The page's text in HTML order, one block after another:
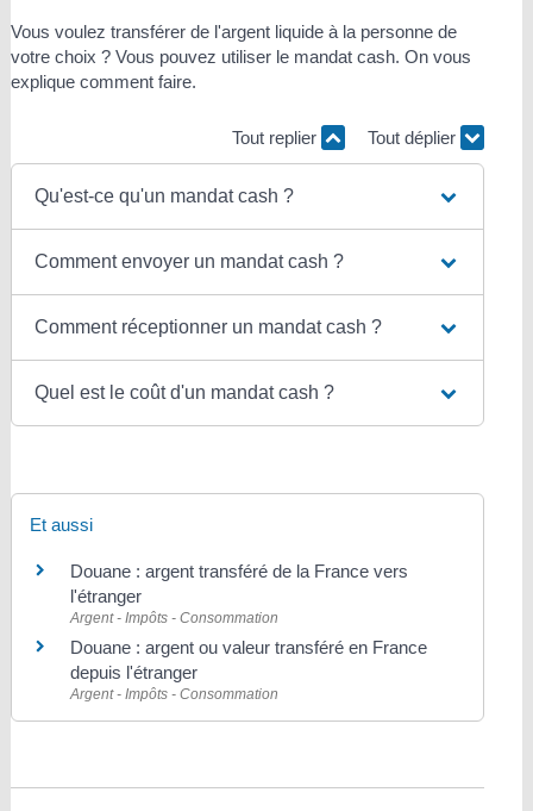
Vous voulez transférer de l'argent liquide à la personne de
votre choix ? Vous pouvez utiliser le mandat cash. On vous
explique comment faire.
Tout replier Tout déplier
Qu'est-ce qu'un mandat cash ?
Comment envoyer un mandat cash ?
Comment réceptionner un mandat cash ?
Quel est le coût d'un mandat cash ?
Et aussi
Douane : argent transféré de la France vers
l'étranger
Argent - Impôts - Consommation
Douane : argent ou valeur transféré en France
depuis l'étranger
Argent - Impôts - Consommation